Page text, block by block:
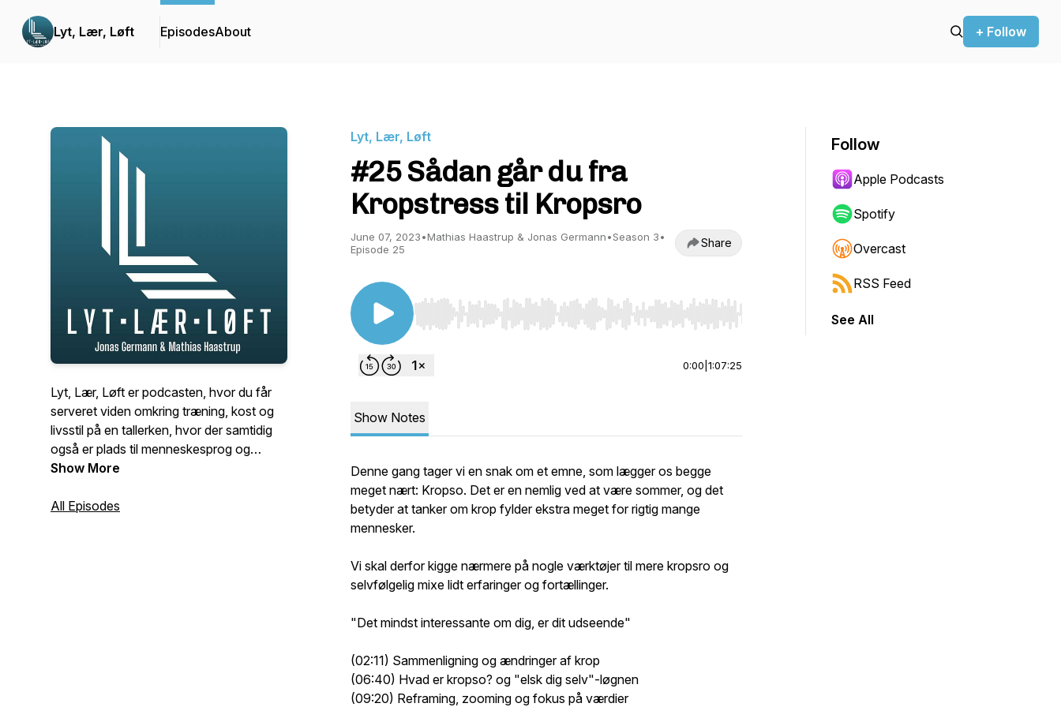
Lyt, Lær, Løft EpisodesAbout + Follow
Lyt, Lær, Løft er podcasten, hvor du får
serveret viden omkring træning, kost og
livsstil på en tallerken, hvor der samtidig
også er plads til menneskesprog og
humor. Dine værter, Mathias Haastrup og
gøre dig klogere, og forhåbentlig samtidig
Show More
All Episodes
Lyt, Lær, Løft
#25 Sådan går du fra
Kropstress til Kropsro
June 07, 2023•Mathias Haastrup & Jonas Germann•Season 3•
Episode 25
Share
Use Left/Right to seek, Home/End to jump to start or end. Hold shift to jump forward or backward.
0:00 1:07:25
Show Notes
Denne gang tager vi en snak om et emne, som lægger os begge
meget nært: Kropso. Det er en nemlig ved at være sommer, og det
betyder at tanker om krop fylder ekstra meget for rigtig mange
mennesker.
Vi skal derfor kigge nærmere på nogle værktøjer til mere kropsro og
selvfølgelig mixe lidt erfaringer og fortællinger.
"Det mindst interessante om dig, er dit udseende"
(02:11) Sammenligning og ændringer af krop
(06:40) Hvad er kropso? og "elsk dig selv"-løgnen
(09:20) Reframing, zooming og fokus på værdier
Follow
Apple Podcasts
Spotify
Overcast
RSS Feed
See All